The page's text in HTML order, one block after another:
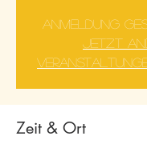
Anmeldung
Jetzt
Zeit & Ort